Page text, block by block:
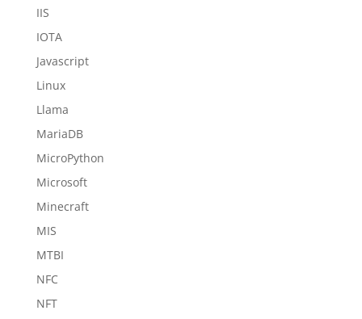
IIS
IOTA
Javascript
Linux
Llama
MariaDB
MicroPython
Microsoft
Minecraft
MIS
MTBI
NFC
NFT